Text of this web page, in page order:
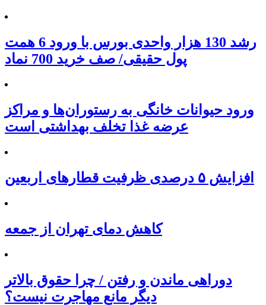
رشد 130 هزار واحدی بورس با ورود 6 همت
پول حقیقی/ صف خرید 700 نماد
ورود حیوانات خانگی به رستوران‌ها و مراکز
عرضه غذا تخلف بهداشتی است
افزایش ۵ درصدی ظرفیت قطارهای اربعین
کاهش دمای تهران از جمعه
دوراهی ماندن و رفتن / چرا حقوق بالاتر
دیگر مانع مهاجرت نیست؟